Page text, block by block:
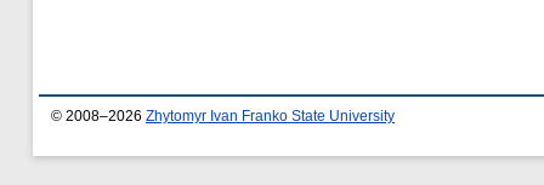
© 2008–2026 Zhytomyr Ivan Franko State University